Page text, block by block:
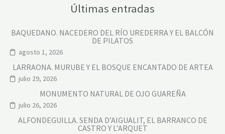
Últimas entradas
BAQUEDANO. NACEDERO DEL RÍO UREDERRA Y EL BALCÓN
DE PILATOS
agosto 1, 2026
LARRAONA. MURUBE Y EL BOSQUE ENCANTADO DE ARTEA
julio 29, 2026
MONUMENTO NATURAL DE OJO GUAREÑA
julio 26, 2026
ALFONDEGUILLA. SENDA D’AIGUALIT, EL BARRANCO DE
CASTRO Y L’ARQUET